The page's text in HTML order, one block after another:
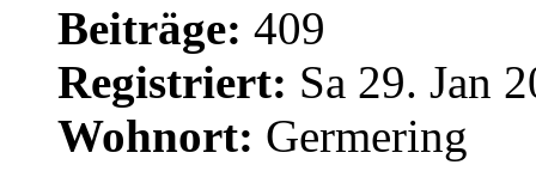
Beiträge: 409
Registriert: Sa 29. Jan
Wohnort: Germering